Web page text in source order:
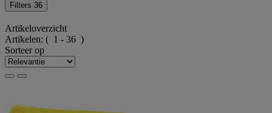
Filters 36
Artikeloverzicht
Artikelen: ( 1 - 36 )
Sorteer op